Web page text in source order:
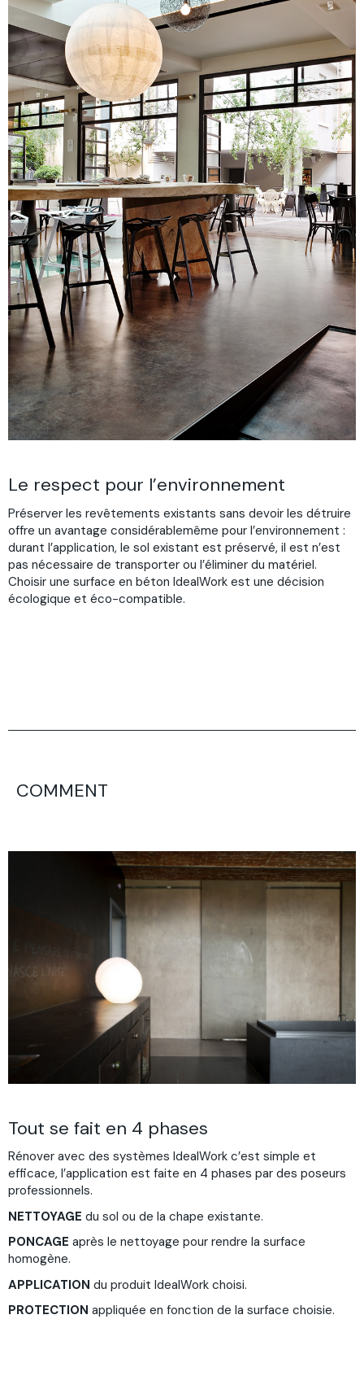
Le respect pour l’environnement
Préserver les revêtements existants sans devoir les détruire
offre un avantage considérablemême pour l’environnement :
durant l’application, le sol existant est préservé, il est n’est
pas nécessaire de transporter ou l’éliminer du matériel.
Choisir une surface en béton IdealWork est une décision
écologique et éco-compatible.
COMMENT
Tout se fait en 4 phases
Rénover avec des systèmes IdealWork c’est simple et
efficace, l’application est faite en 4 phases par des poseurs
professionnels.
NETTOYAGE du sol ou de la chape existante.
PONCAGE après le nettoyage pour rendre la surface
homogène.
APPLICATION du produit IdealWork choisi.
PROTECTION appliquée en fonction de la surface choisie.